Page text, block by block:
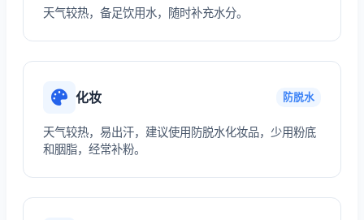
天气较热，备足饮用水，随时补充水分。
化妆 防脱水
天气较热，易出汗，建议使用防脱水化妆品，少用粉底
和胭脂，经常补粉。